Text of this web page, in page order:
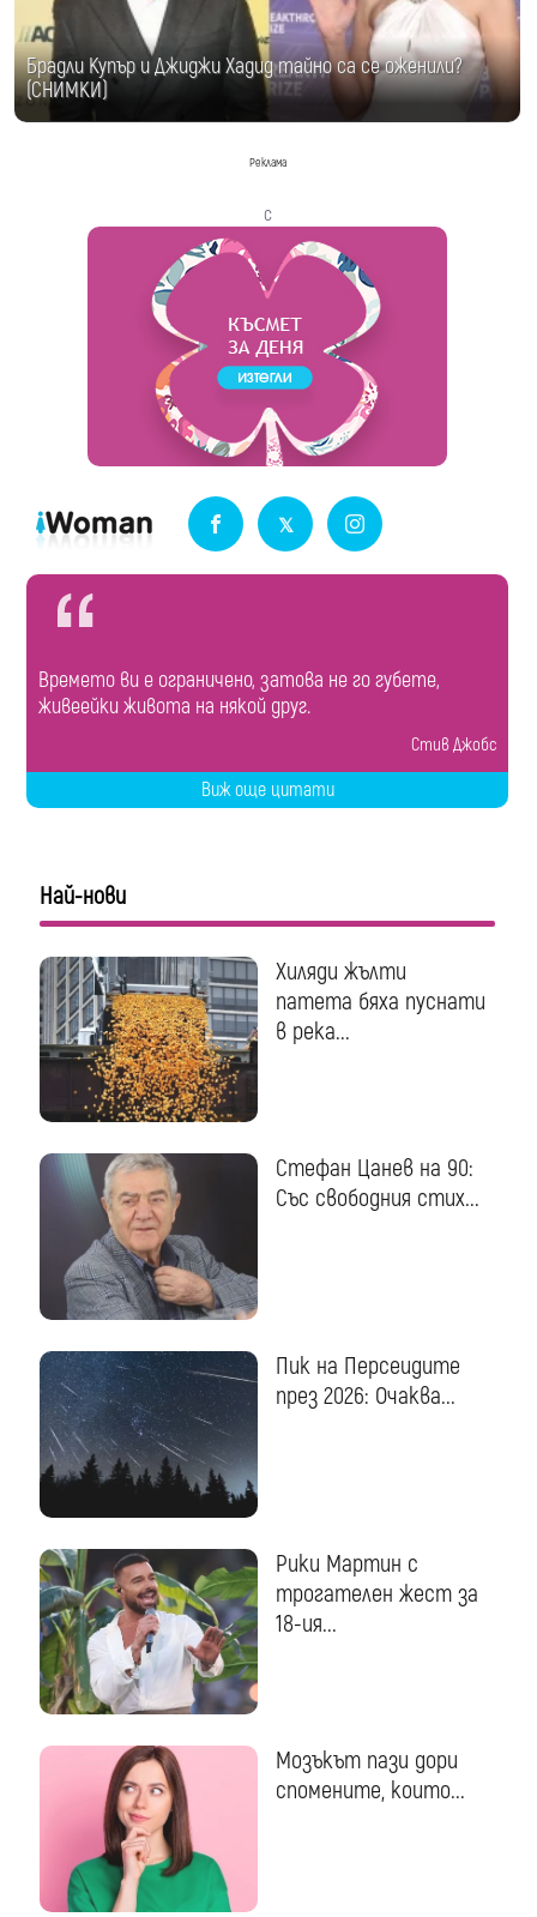
Брадли Купър и Джиджи Хадид тайно са се оженили?
(СНИМКИ)
Реклама
с
Времето ви е ограничено, затова не го губете,
живеейки живота на някой друг.
Стив Джобс
Виж още цитати
Най-нови
Хиляди жълти
патета бяха пуснати
в река...
Стефан Цанев на 90:
Със свободния стих...
Пик на Персеидите
през 2026: Очаква...
Рики Мартин с
трогателен жест за
18-ия...
Мозъкът пази дори
спомените, които...